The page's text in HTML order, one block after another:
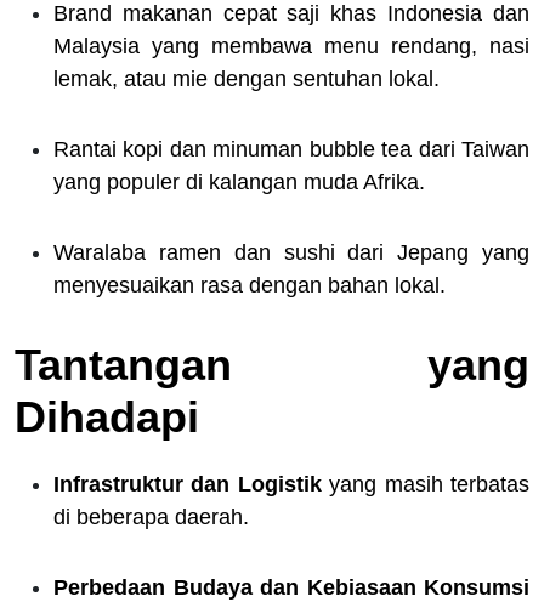
Brand makanan cepat saji khas Indonesia dan
Malaysia yang membawa menu rendang, nasi
lemak, atau mie dengan sentuhan lokal.
Rantai kopi dan minuman bubble tea dari Taiwan
yang populer di kalangan muda Afrika.
Waralaba ramen dan sushi dari Jepang yang
menyesuaikan rasa dengan bahan lokal.
Tantangan yang
Dihadapi
Infrastruktur dan Logistikyang masih terbatas
di beberapa daerah.
Perbedaan Budaya dan Kebiasaan Konsumsi